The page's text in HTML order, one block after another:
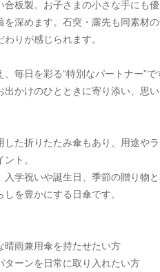
合板製。お子さまの小さな手にも
を深めます。石突・露先も同素材
りが感じられます。
毎日を彩る“特別なパートナー”
かけのひとときに寄り添い、思
した折りたたみ傘もあり、用途や
ト。
入学祝いや誕生日、季節の贈り物
を豊かにする日傘です。
晴雨兼用傘を持たせたい方
ターンを日常に取り入れたい方